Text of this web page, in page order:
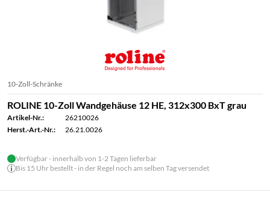
10-Zoll-Schränke
ROLINE 10-Zoll Wandgehäuse 12 HE, 312x300 BxT grau
Artikel-Nr.:
26210026
Herst.-Art.-Nr.:
26.21.0026
Verfügbar - innerhalb von 1-2 Tagen lieferbar
Bis 15 Uhr bestellt - in der Regel noch am selben Tag versendet